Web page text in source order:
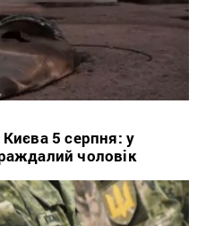
Києва 5 серпня: у
чоловік